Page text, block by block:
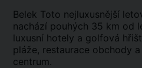
Belek Toto nejluxusnější
nachází pouhých 35 km od
luxusní hotely a golfová
pláže, restaurace obchody
centrum.